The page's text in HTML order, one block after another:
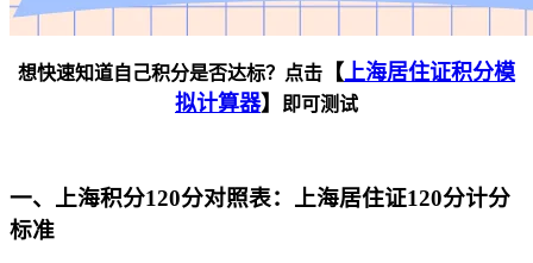
想快速知道自己积分是否达标？点击 【 上海居住证积分模
拟计算器】 即可测试
一、上海积分120分对照表：上海居住证120分计分
标准